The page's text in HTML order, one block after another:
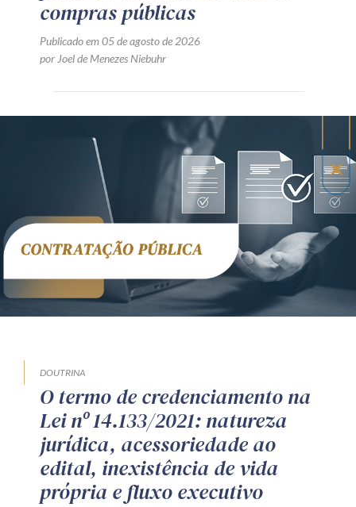
compras públicas
Publicado em 05 de agosto de 2026
por Joel de Menezes Niebuhr
DOUTRINA
O termo de credenciamento na
Lei nº 14.133/2021: natureza
jurídica, acessoriedade ao
edital, inexistência de vida
própria e fluxo executivo